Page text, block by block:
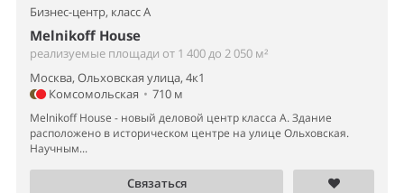
Бизнес-центр, класс A
Melnikoff House
реализуемые площади от 1 400 до 2 050 м²
Москва, Ольховская улица, 4к1
Комсомольская • 710 м
Melnikoff House - новый деловой центр класса А. Здание
расположено в историческом центре на улице Ольховская.
Научным...
Связаться